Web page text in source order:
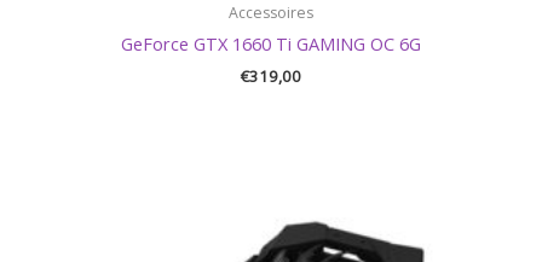
Accessoires
GeForce GTX 1660 Ti GAMING OC 6G
€319,00